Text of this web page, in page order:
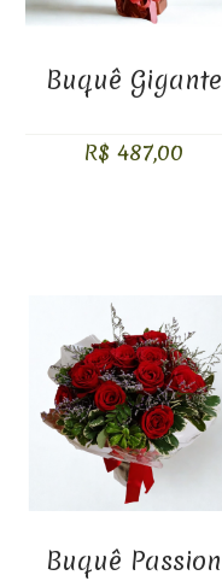
Buquê Gigante
R$ 487,00
Buquê Passion